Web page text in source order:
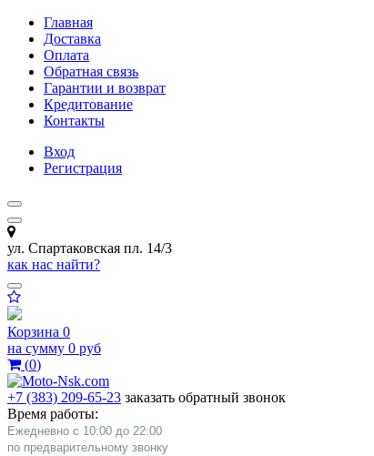
Главная
Доставка
Оплата
Обратная связь
Гарантии и возврат
Кредитование
Контакты
Вход
Регистрация
ул. Спартаковская пл. 14/3
как нас найти?
Корзина 0
на сумму 0 руб
(0)
+7 (383) 209-65-23 заказать обратный звонок
Время работы:
Ежедневно с 10:00 до 22:00
​по предварительному звонку